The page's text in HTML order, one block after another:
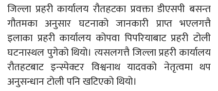
जिल्ला प्रहरी कार्यालय रौतहटका प्रवक्ता डीएसपी बसन्त
गौतमका अनुसार घटनाको जानकारी प्राप्त भएलगत्तै
इलाका प्रहरी कार्यालय कोपवा पिपरियाबाट प्रहरी टोली
घटनास्थल पुगेको थियो। त्यसलगत्तै जिल्ला प्रहरी कार्यालय
रौतहटबाट इन्स्पेक्टर विश्वनाथ यादवको नेतृत्वमा थप
अनुसन्धान टोली पनि खटिएको थियो।